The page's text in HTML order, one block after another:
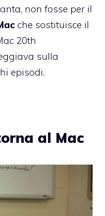
non fosse per il
che sostituisce il
20th
sulla
episodi.
al Mac